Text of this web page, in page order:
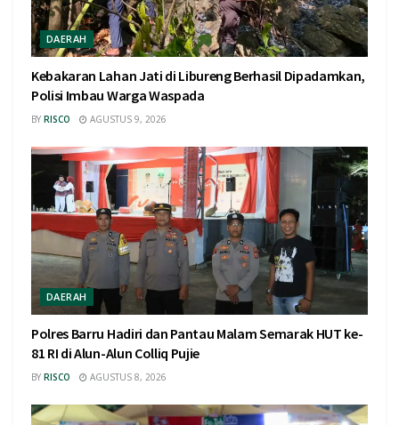
DAERAH
Kebakaran Lahan Jati di Libureng Berhasil Dipadamkan,
Polisi Imbau Warga Waspada
BY RISCO AGUSTUS 9, 2026
DAERAH
Polres Barru Hadiri dan Pantau Malam Semarak HUT ke-
81 RI di Alun-Alun Colliq Pujie
BY RISCO AGUSTUS 8, 2026